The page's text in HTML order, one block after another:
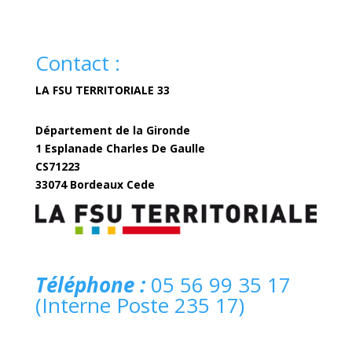
Contact :
LA FSU TERRITORIALE 33
Département de la Gironde
1 Esplanade Charles De Gaulle
CS71223
33074 Bordeaux Cede
Téléphone :05 56 99 35 17
(Interne Poste 235 17)